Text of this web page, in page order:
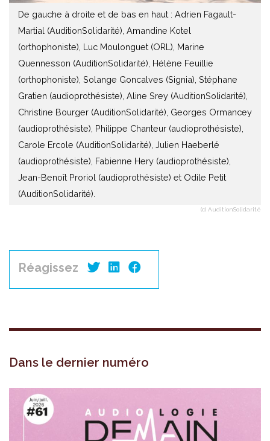
De gauche à droite et de bas en haut : Adrien Fagault-
Martial (AuditionSolidarité), Amandine Kotel
(orthophoniste), Luc Moulonguet (ORL), Marine
Quennesson (AuditionSolidarité), Hélène Feuillie
(orthophoniste), Solange Goncalves (Signia), Stéphane
Gratien (audioprothésiste), Aline Srey (AuditionSolidarité),
Christine Bourger (AuditionSolidarité), Georges Ormancey
(audioprothésiste), Philippe Chanteur (audioprothésiste),
Carole Ercole (AuditionSolidarité), Julien Haeberlé
(audioprothésiste), Fabienne Hery (audioprothésiste),
Jean-Benoît Proriol (audioprothésiste) et Odile Petit
(AuditionSolidarité).
(c) AuditionSolidarité
Réagissez
Dans le dernier numéro